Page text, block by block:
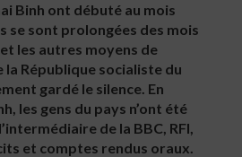
Binh ont débuté au mois
se sont prolongées des mois
les autres moyens de
République socialiste du
gardé le silence. En
les gens du pays n’ont été
de la BBC, RFI,
et comptes rendus oraux.